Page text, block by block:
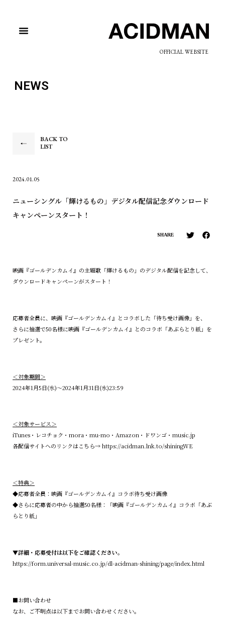
OFFICIAL WEBSITE
NEWS
BACK TO
LIST
2024.01.05
ニューシングル「輝けるもの」デジタル配信記念ダウンロード
キャンペーンスタート！
SHARE
映画『ゴールデンカムイ』の主題歌「輝けるもの」のデジタル配信を記念して、
ダウンロードキャンペーンがスタート！
応募者全員に、映画『ゴールデンカムイ』とコラボした「待ち受け画像」を、
さらに抽選で50名様に映画『ゴールデンカムイ』とのコラボ「あぶらとり紙」を
プレゼント。
＜対象期間＞
2024年1月5日(水)〜2024年1月31日(水)23:59
＜対象サービス＞
iTunes・レコチョク・mora・mu-mo・Amazon・ドワンゴ・music.jp
各配信サイトへのリンクはこちら→https://acidman.lnk.to/shiningWE
＜特典＞
◆応募者全員：映画『ゴールデンカムイ』コラボ待ち受け画像
◆さらに応募者の中から抽選50名様：「映画『ゴールデンカムイ』コラボ「あぶ
らとり紙」
▼詳細・応募受付は以下をご確認ください。
https://form.universal-music.co.jp/dl-acidman-shining/page/index.html
■お問い合わせ
なお、ご不明点は以下までお問い合わせください。